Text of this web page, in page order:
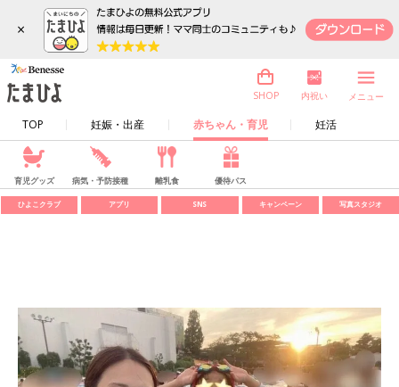
×
TOP 妊娠・出産 赤ちゃん・育児 妊活
SHOP 内祝い メニュー
育児グッズ 病気・予防接種 離乳食 優待パス
ひよこクラブ アプリ SNS キャンペーン 写真スタジオ